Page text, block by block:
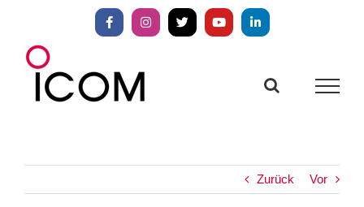
springen
FacebookInstagram
X YouTubeLinkedIn
Zurück Vor